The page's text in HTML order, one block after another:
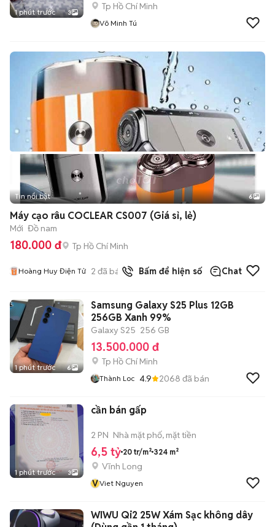
1 phút trước 3
Tp Hồ Chí Minh
Võ Minh Tú
+2
Tin nổi bật 6
Máy cạo râu COCLEAR CS007 (Giá sỉ, lẻ)
Mới Đồ nam
180.000 đ Tp Hồ Chí Minh
Hoàng Huy Điện Tử 2 đã bán Bấm để hiện số Chat
1 phút trước 6
Samsung Galaxy S25 Plus 12GB
256GB Xanh 99%
Galaxy S25 256 GB
13.500.000 đ
Tp Hồ Chí Minh
Thành Loc 4.9 2068 đã bán
1 phút trước 3
cần bán gấp
2 PN Nhà mặt phố, mặt tiền
6,5 tỷ 20 tr/m² 324 m²
Vĩnh Long
VViet Nguyen
WIWU Qi2 25W Xám Sạc không dây